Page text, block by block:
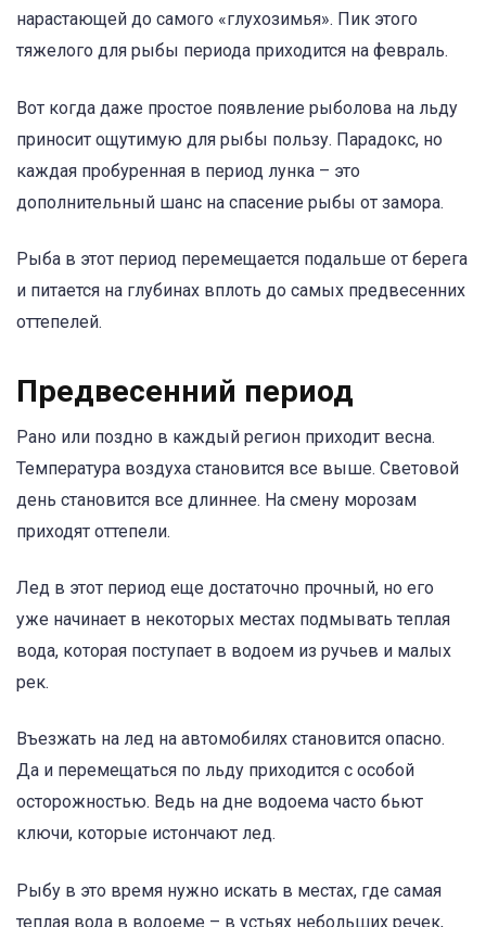
нарастающей до самого «глухозимья». Пик этого
тяжелого для рыбы периода приходится на февраль.
Вот когда даже простое появление рыболова на льду
приносит ощутимую для рыбы пользу. Парадокс, но
каждая пробуренная в период лунка – это
дополнительный шанс на спасение рыбы от замора.
Рыба в этот период перемещается подальше от берега
и питается на глубинах вплоть до самых предвесенних
оттепелей.
Предвесенний период
Рано или поздно в каждый регион приходит весна.
Температура воздуха становится все выше. Световой
день становится все длиннее. На смену морозам
приходят оттепели.
Лед в этот период еще достаточно прочный, но его
уже начинает в некоторых местах подмывать теплая
вода, которая поступает в водоем из ручьев и малых
рек.
Въезжать на лед на автомобилях становится опасно.
Да и перемещаться по льду приходится с особой
осторожностью. Ведь на дне водоема часто бьют
ключи, которые истончают лед.
Рыбу в это время нужно искать в местах, где самая
теплая вода в водоеме – в устьях небольших речек,